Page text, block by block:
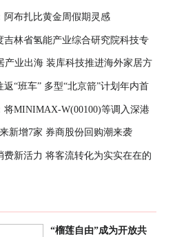
阿布扎比黄金周假期灵感
吉林省氢能产业综合研究院科技专
支持定向委托项目进行公示的通知
产业出海 装库科技推进海外家居方
“班车” 多型“北京箭”计划年内首
将MINIMAX-W(00100)等调入深港
的新增7家 券商股份回购潮来袭
费新活力 将客流转化为实实在在的
“榴莲自由”成为开放共